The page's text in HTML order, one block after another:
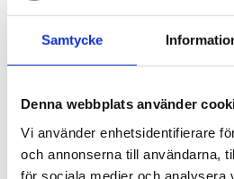
Samtycke
Denna webbplats använder
Vi använder enhetsidentifierare
och annonserna till användarna,
för sociala medier och analysera
februari (16)
januari (3)
2025
november (3)
oktober (10)
september (2)